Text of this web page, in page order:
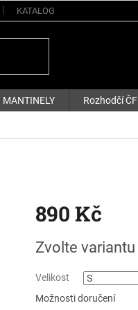
KATALOG
MANTINELY Rozhodčí ČF
890 Kč
cena:
Zvolte variantu
Velikost
Možnosti doručení